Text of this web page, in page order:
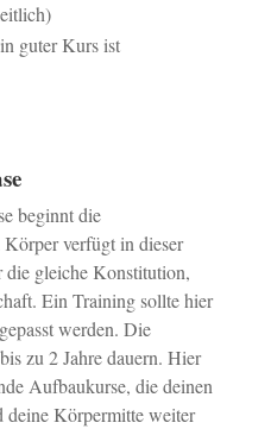
guter Kurs ist
beginnt die
verfügt in dieser
die gleiche Konstitution,
Ein Training sollte hier
werden. Die
zu 2 Jahre dauern. Hier
Aufbaukurse, die deinen
deine Körpermitte weiter